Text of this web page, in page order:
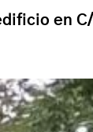
en